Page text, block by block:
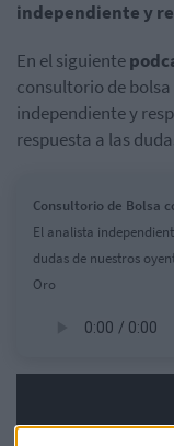
independiente y
En el siguiente
consultorio de
independiente y
respuesta a las
Consultorio de Bolsa
El analista
dudas de nuestros
Oro